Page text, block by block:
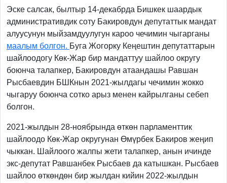
Эске салсак, былтыр 14-декабрда Бишкек шаардык
административдик соту Бакировдун депутаттык мандат
алуусунун мыйзамдуулугун кароо чечимин чыгарганы
маалым болгон. Буга Жогорку Кеңештин депутаттарын
шайлоодогу Көк-Жар бир мандаттуу шайлоо округу
боюнча талапкер, Бакировдун атаандашы Равшан
Рысбаевдин БШКнын 2021-жылдагы чечимин жокко
чыгаруу боюнча сотко арыз менен кайрылганы себеп
болгон.
2021-жылдын 28-ноябрында өткөн парламенттик
шайлоодо Көк-Жар округунан Өмүрбек Бакиров жеңип
чыккан. Шайлоого жалпы жети талапкер, анын ичинде
экс-депутат Равшанбек Рысбаев да катышкан. Рысбаев
шайлоо өткөндөн бир жылдан кийин 2022-жылдын